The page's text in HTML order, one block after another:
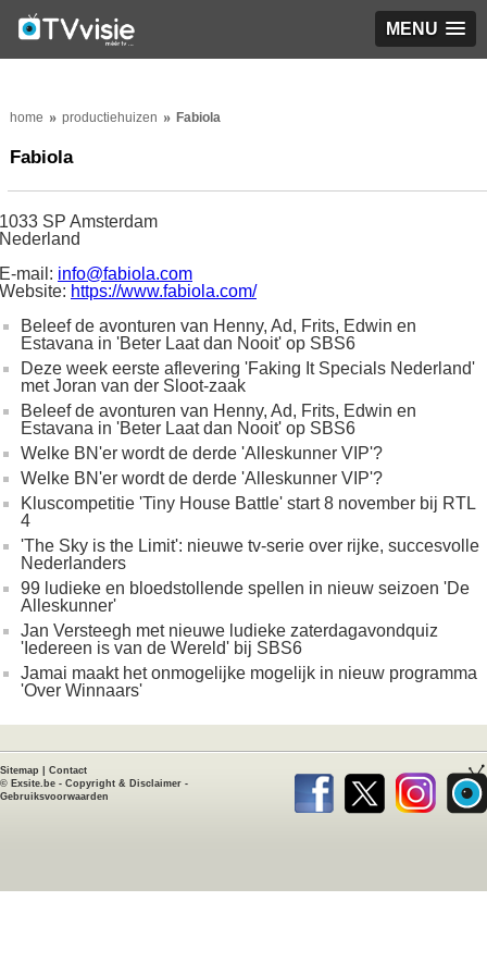
MENU
home productiehuizen Fabiola
Fabiola
1033 SP Amsterdam
Nederland
E-mail: info@fabiola.com
Website: https://www.fabiola.com/
Beleef de avonturen van Henny, Ad, Frits, Edwin en
Estavana in 'Beter Laat dan Nooit' op SBS6
Deze week eerste aflevering 'Faking It Specials Nederland'
met Joran van der Sloot-zaak
Beleef de avonturen van Henny, Ad, Frits, Edwin en
Estavana in 'Beter Laat dan Nooit' op SBS6
Welke BN'er wordt de derde 'Alleskunner VIP'?
Welke BN'er wordt de derde 'Alleskunner VIP'?
Kluscompetitie 'Tiny House Battle' start 8 november bij RTL
4
'The Sky is the Limit': nieuwe tv-serie over rijke, succesvolle
Nederlanders
99 ludieke en bloedstollende spellen in nieuw seizoen 'De
Alleskunner'
Jan Versteegh met nieuwe ludieke zaterdagavondquiz
'Iedereen is van de Wereld' bij SBS6
Jamai maakt het onmogelijke mogelijk in nieuw programma
'Over Winnaars'
Sitemap
Contact
© Exsite.be - Copyright & Disclaimer -
Gebruiksvoorwaarden